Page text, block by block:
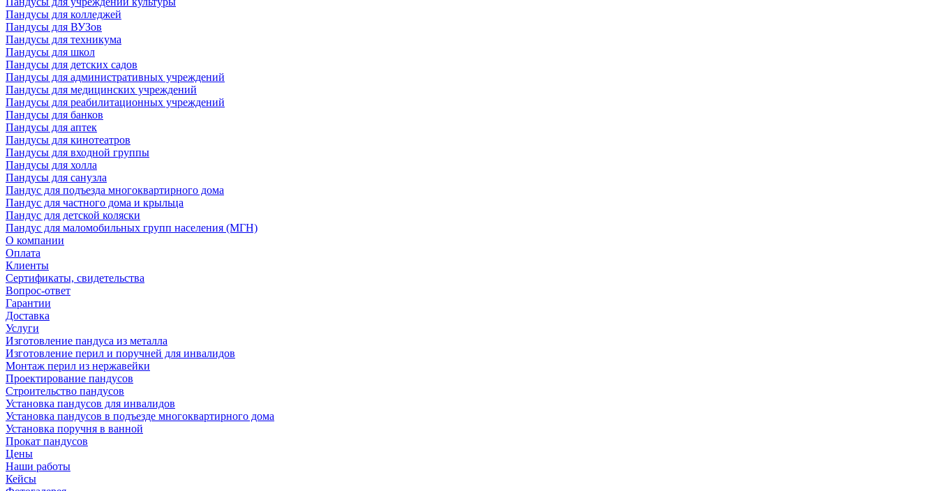
Пандусы для колледжей
Пандусы для ВУЗов
Пандусы для техникума
Пандусы для школ
Пандусы для детских садов
Пандусы для административных учреждений
Пандусы для медицинских учреждений
Пандусы для реабилитационных учреждений
Пандусы для банков
Пандусы для аптек
Пандусы для кинотеатров
Пандусы для входной группы
Пандусы для холла
Пандусы для санузла
Пандус для подъезда многоквартирного дома
Пандус для частного дома и крыльца
Пандус для детской коляски
Пандус для маломобильных групп населения (МГН)
О компании
Оплата
Клиенты
Сертификаты, свидетельства
Вопрос-ответ
Гарантии
Доставка
Услуги
Изготовление пандуса из металла
Изготовление перил и поручней для инвалидов
Монтаж перил из нержавейки
Проектирование пандусов
Строительство пандусов
Установка пандусов для инвалидов
Установка пандусов в подъезде многоквартирного дома
Установка поручня в ванной
Прокат пандусов
Цены
Наши работы
Кейсы